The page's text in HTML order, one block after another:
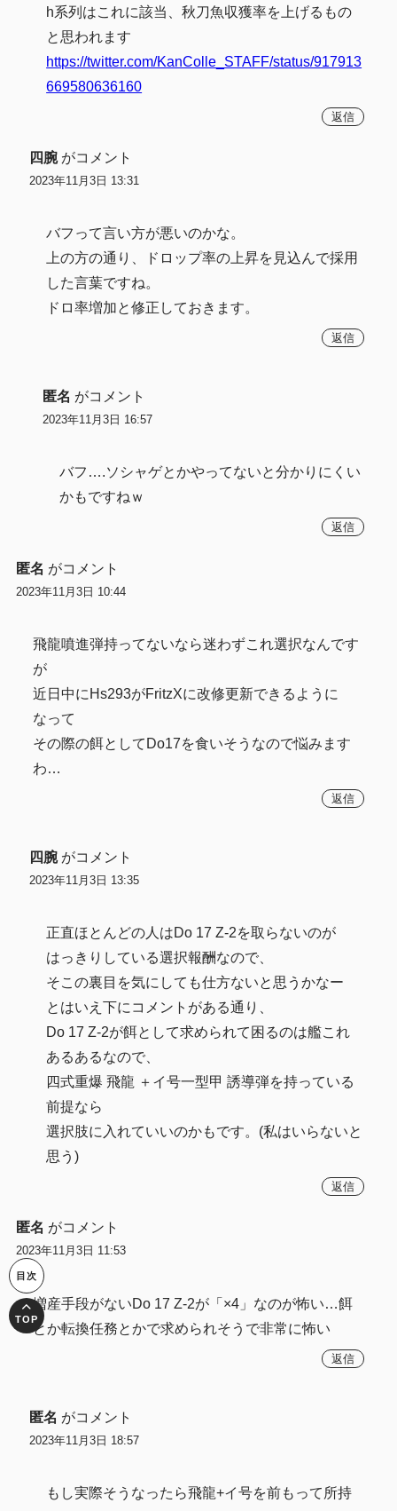
h系列はこれに該当、秋刀魚収獲率を上げるもの
と思われます
https://twitter.com/KanColle_STAFF/status/917913
669580636160
返信
四腕 がコメント
2023年11月3日 13:31
バフって言い方が悪いのかな。
上の方の通り、ドロップ率の上昇を見込んで採用
した言葉ですね。
ドロ率増加と修正しておきます。
返信
匿名 がコメント
2023年11月3日 16:57
バフ….ソシャゲとかやってないと分かりにくい
かもですねｗ
返信
匿名 がコメント
2023年11月3日 10:44
飛龍噴進弾持ってないなら迷わずこれ選択なんです
が
近日中にHs293がFritzXに改修更新できるように
なって
その際の餌としてDo17を食いそうなので悩みます
わ…
返信
四腕 がコメント
2023年11月3日 13:35
正直ほとんどの人はDo 17 Z-2を取らないのが
はっきりしている選択報酬なので、
そこの裏目を気にしても仕方ないと思うかなー
とはいえ下にコメントがある通り、
Do 17 Z-2が餌として求められて困るのは艦これ
あるあるなので、
四式重爆 飛龍 ＋イ号一型甲 誘導弾を持っている
前提なら
選択肢に入れていいのかもです。(私はいらないと
思う)
返信
匿名 がコメント
2023年11月3日 11:53
増産手段がないDo 17 Z-2が「×4」なのが怖い…餌
とか転換任務とかで求められそうで非常に怖い
返信
匿名 がコメント
2023年11月3日 18:57
もし実際そうなったら飛龍+イ号を前もって所持